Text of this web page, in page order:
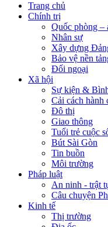
Trang chủ
Chính trị
Quốc phòng –
Nhân sự
Xây dựng
Bảo vệ nền
Đối ngoại
Xã hội
Sự kiện &
Cải cách hành
Đô thị
Giao thông
Tuổi trẻ cuộc
Bút Sài Gòn
Tin buồn
Môi trường
Pháp luật
An ninh - trật
Câu chuyện
Kinh tế
Thị trường